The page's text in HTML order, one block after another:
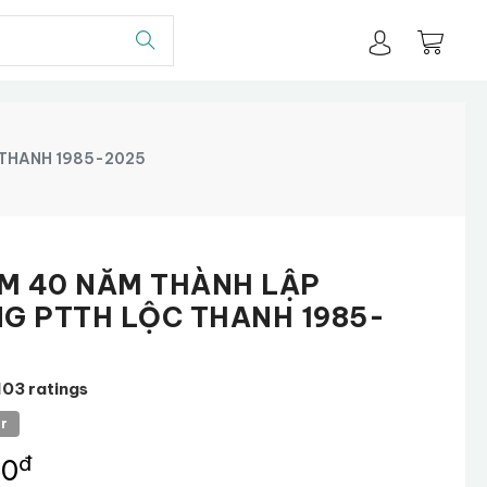
THANH 1985-2025
40 NĂM THÀNH LẬP
PTTH LỘC THANH 1985-
ratings
đ